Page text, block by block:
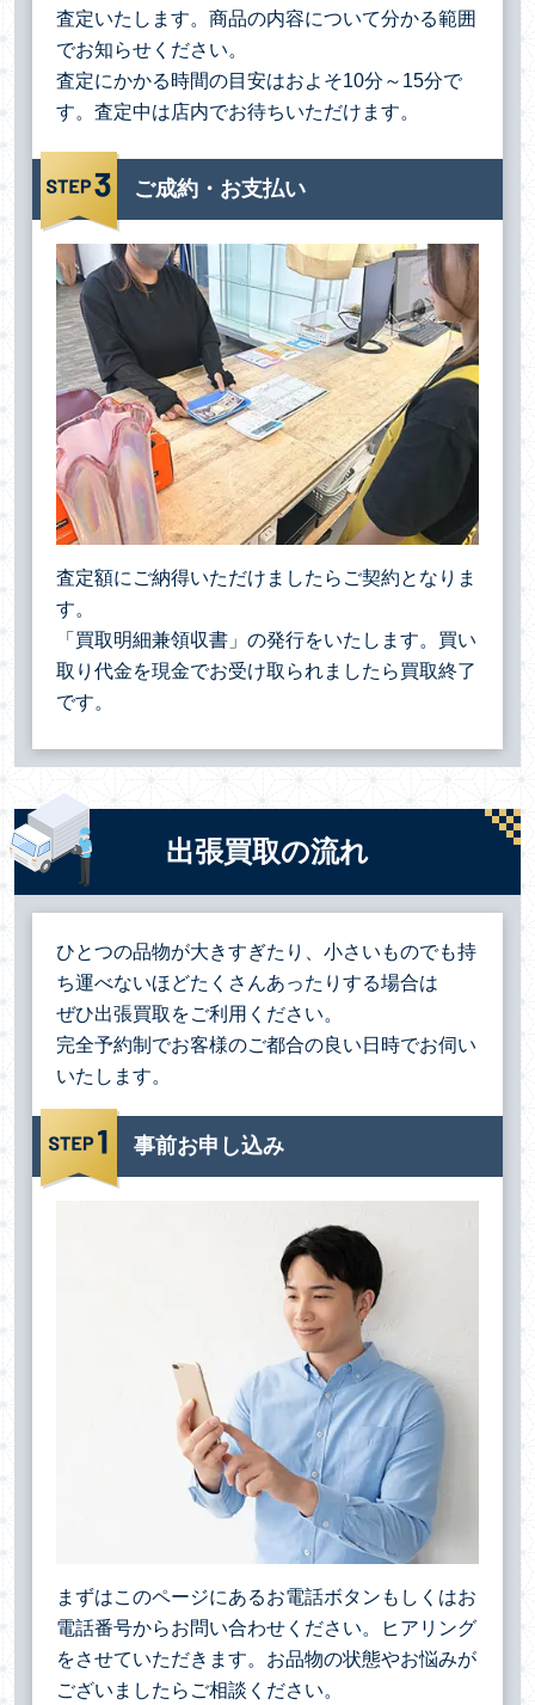
査定いたします。商品の内容について分かる範囲
でお知らせください。
査定にかかる時間の目安はおよそ10分～15分で
す。査定中は店内でお待ちいただけます。
ご成約・お支払い
査定額にご納得いただけましたらご契約となりま
す。
「買取明細兼領収書」の発行をいたします。買い
取り代金を現金でお受け取られましたら買取終了
です。
出張買取の流れ
ひとつの品物が大きすぎたり、小さいものでも持
ち運べないほどたくさんあったりする場合は
ぜひ出張買取をご利用ください。
完全予約制でお客様のご都合の良い日時でお伺い
いたします。
事前お申し込み
まずはこのページにあるお電話ボタンもしくはお
電話番号からお問い合わせください。ヒアリング
をさせていただきます。お品物の状態やお悩みが
ございましたらご相談ください。